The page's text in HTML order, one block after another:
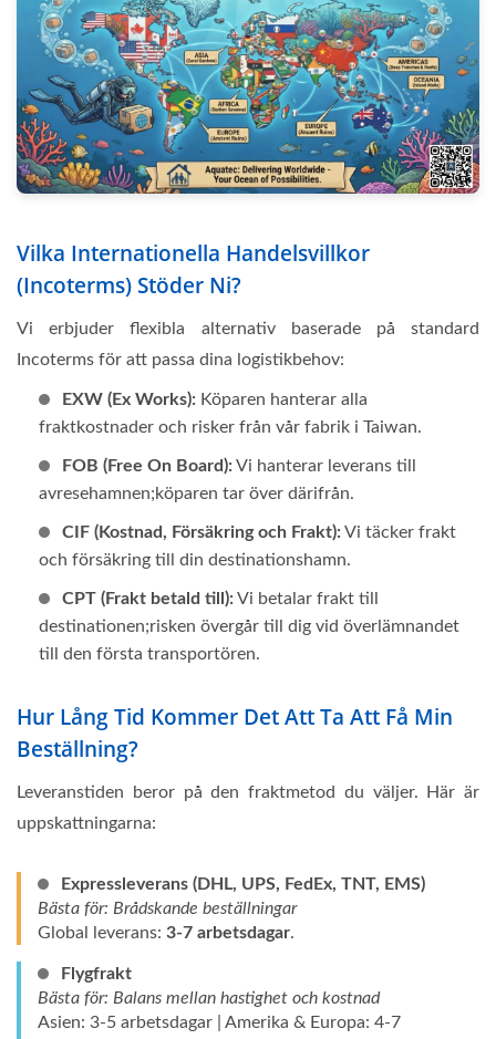
Vilka Internationella Handelsvillkor
(Incoterms) Stöder Ni?
Vi erbjuder flexibla alternativ baserade på standard
Incoterms för att passa dina logistikbehov:
EXW (Ex Works): Köparen hanterar alla
fraktkostnader och risker från vår fabrik i Taiwan.
FOB (Free On Board):Vi hanterar leverans till
avresehamnen;köparen tar över därifrån.
CIF (Kostnad, Försäkring och Frakt):Vi täcker frakt
och försäkring till din destinationshamn.
CPT (Frakt betald till):Vi betalar frakt till
destinationen;risken övergår till dig vid överlämnandet
till den första transportören.
Hur Lång Tid Kommer Det Att Ta Att Få Min
Beställning?
Leveranstiden beror på den fraktmetod du väljer. Här är
uppskattningarna:
Expressleverans (DHL, UPS, FedEx, TNT, EMS)
Bästa för: Brådskande beställningar
Global leverans: 3-7 arbetsdagar.
Flygfrakt
Bästa för: Balans mellan hastighet och kostnad
Asien: 3-5 arbetsdagar | Amerika & Europa: 4-7